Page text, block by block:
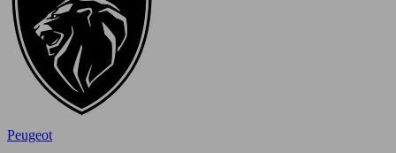
Peugeot